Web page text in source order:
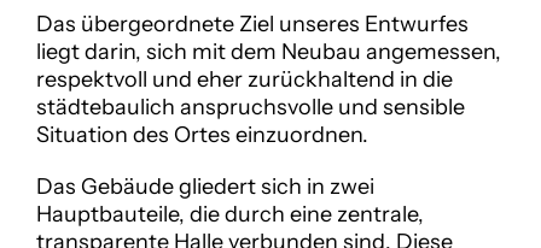
Das übergeordnete Ziel unseres Entwurfes
liegt darin, sich mit dem Neubau angemessen,
respektvoll und eher zurückhaltend in die
städtebaulich anspruchsvolle und sensible
Situation des Ortes einzuordnen.
Das Gebäude gliedert sich in zwei
Hauptbauteile, die durch eine zentrale,
transparente Halle verbunden sind. Diese